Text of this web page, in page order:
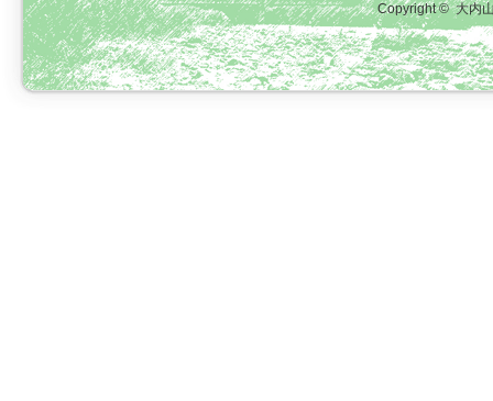
Copyright ©大内